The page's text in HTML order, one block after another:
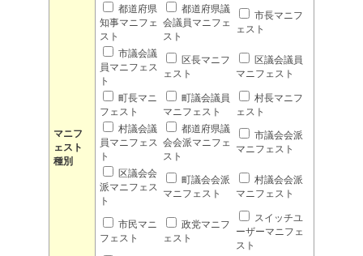
マニフ
ェスト
種別
都道府県
知事マニフェ
スト
都道府県議
会議員マニフェ
スト
市長マニフ
ェスト
市議会議
員マニフェス
ト
区長マニフ
ェスト
区議会議員
マニフェスト
町長マニ
フェスト
町議会議員
マニフェスト
村長マニフ
ェスト
村議会議
員マニフェス
ト
都道府県議
会会派マニフェ
スト
市議会会派
マニフェスト
区議会会
派マニフェス
ト
町議会会派
マニフェスト
村議会会派
マニフェスト
市民マニ
フェスト
政党マニフ
ェスト
スイッチユ
ーザーマニフェ
スト